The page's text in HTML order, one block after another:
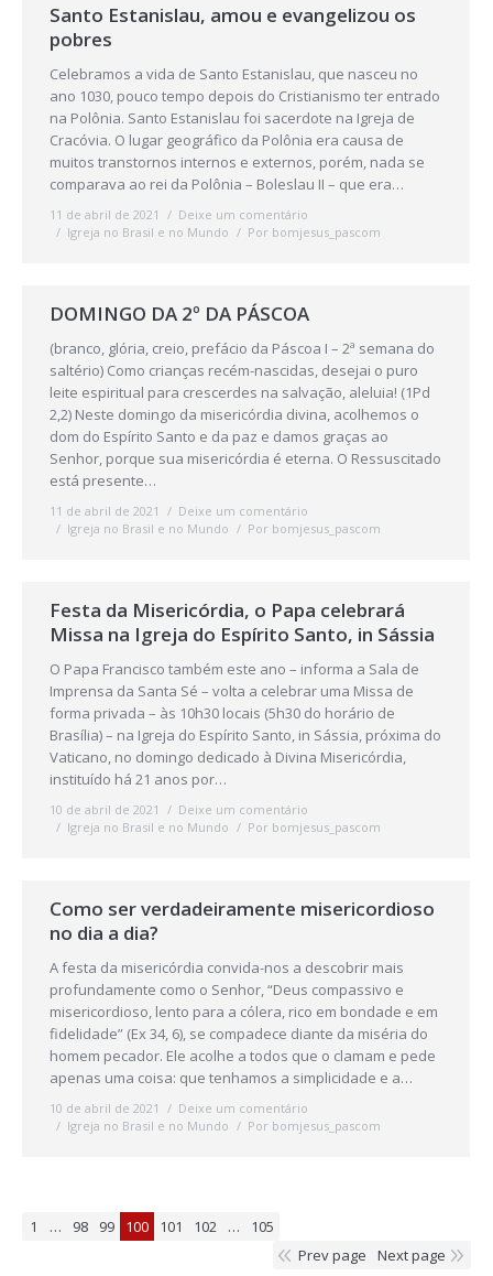
Santo Estanislau, amou e evangelizou os
pobres
Celebramos a vida de Santo Estanislau, que nasceu no
ano 1030, pouco tempo depois do Cristianismo ter entrado
na Polônia. Santo Estanislau foi sacerdote na Igreja de
Cracóvia. O lugar geográfico da Polônia era causa de
muitos transtornos internos e externos, porém, nada se
comparava ao rei da Polônia – Boleslau II – que era…
11 de abril de 2021
Deixe um comentário
Igreja no Brasil e no Mundo
Por bomjesus_pascom
DOMINGO DA 2º DA PÁSCOA
(branco, glória, creio, prefácio da Páscoa I – 2ª semana do
saltério) Como crianças recém-nascidas, desejai o puro
leite espiritual para crescerdes na salvação, aleluia! (1Pd
2,2) Neste domingo da misericórdia divina, acolhemos o
dom do Espírito Santo e da paz e damos graças ao
Senhor, porque sua misericórdia é eterna. O Ressuscitado
está presente…
11 de abril de 2021
Deixe um comentário
Igreja no Brasil e no Mundo
Por bomjesus_pascom
Festa da Misericórdia, o Papa celebrará
Missa na Igreja do Espírito Santo, in Sássia
O Papa Francisco também este ano – informa a Sala de
Imprensa da Santa Sé – volta a celebrar uma Missa de
forma privada – às 10h30 locais (5h30 do horário de
Brasília) – na Igreja do Espírito Santo, in Sássia, próxima do
Vaticano, no domingo dedicado à Divina Misericórdia,
instituído há 21 anos por…
10 de abril de 2021
Deixe um comentário
Igreja no Brasil e no Mundo
Por bomjesus_pascom
Como ser verdadeiramente misericordioso
no dia a dia?
A festa da misericórdia convida-nos a descobrir mais
profundamente como o Senhor, “Deus compassivo e
misericordioso, lento para a cólera, rico em bondade e em
fidelidade” (Ex 34, 6), se compadece diante da miséria do
homem pecador. Ele acolhe a todos que o clamam e pede
apenas uma coisa: que tenhamos a simplicidade e a…
10 de abril de 2021
Deixe um comentário
Igreja no Brasil e no Mundo
Por bomjesus_pascom
1 … 98 99 100 101 102 …
105
Prev page
Next page